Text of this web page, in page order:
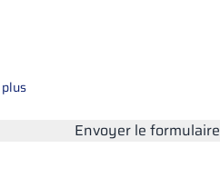
plus
Envoyer le formulaire